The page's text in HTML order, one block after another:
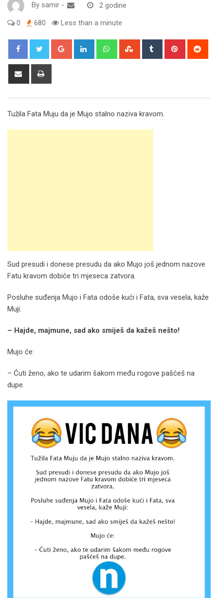
By samir - 2 godine
0 680 Less than a minute
Google+ LinkedIn WhatsappStumbleUpon
Tumblr Pinterest
Share
Tužila Fata Muju da je Mujo stalno naziva kravom.
Sud presudi i donese presudu da ako Mujo još jednom nazove
Fatu kravom dobiće tri mjeseca zatvora.
Posluhe suđenja Mujo i Fata odoše kući i Fata, sva vesela, kaže
Muji:
– Hajde, majmune, sad ako smiješ da kažeš nešto!
Mujo će:
– Ćuti ženo, ako te udarim šakom među rogove pašćeš na
dupe.